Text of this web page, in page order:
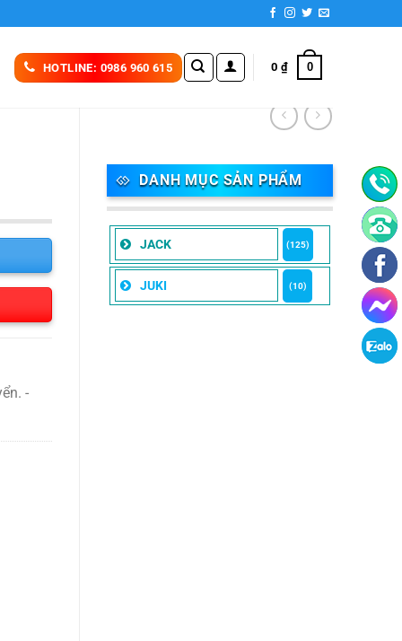
HOTLINE: 0986 960 615 0 ₫ 0
DANH MỤC SẢN PHẨM
JACK (125)
JUKI (10)
-